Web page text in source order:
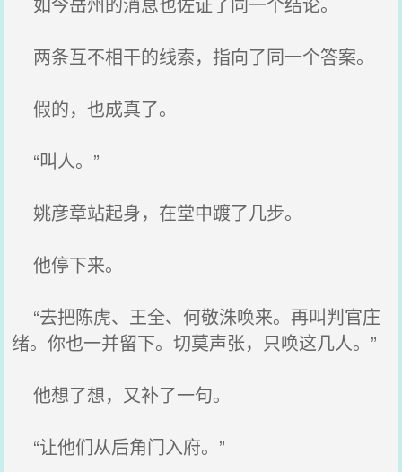
两条互不相干的线索，指向了同一个答案。
假的，也成真了。
“叫人。”
姚彦章站起身，在堂中踱了几步。
他停下来。
“去把陈虎、王全、何敬洙唤来。再叫判官庄
绪。你也一并留下。切莫声张，只唤这几人。”
他想了想，又补了一句。
“让他们从后角门入府。”